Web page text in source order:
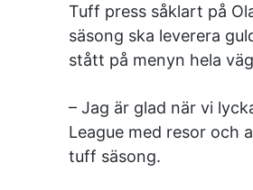
Tuff press såklart på
säsong ska leverera
stått på menyn hela
– Jag är glad när vi
League med resor och
tuff säsong.